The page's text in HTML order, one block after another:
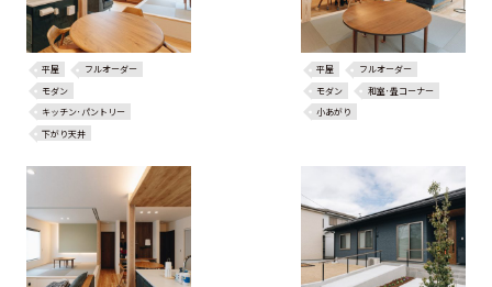
平屋
フルオーダー
モダン
キッチン･パントリー
下がり天井
平屋
フルオーダー
モダン
和室･畳コーナー
小あがり